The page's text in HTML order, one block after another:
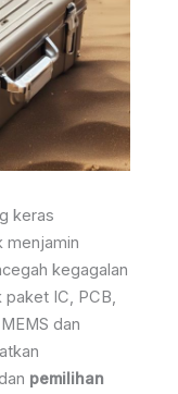
keras
menjamin
kegagalan
paket IC, PCB,
dan
pemilihan